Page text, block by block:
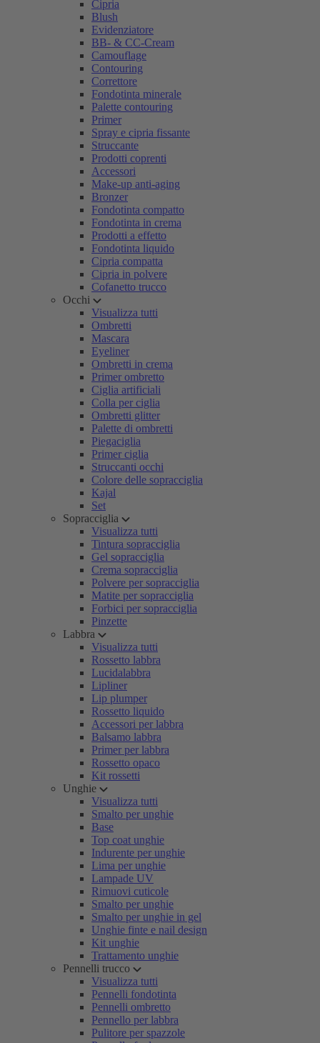
Cipria
Blush
Evidenziatore
BB- & CC-Cream
Camouflage
Contouring
Correttore
Fondotinta minerale
Palette contouring
Primer
Spray e cipria fissante
Struccante
Prodotti coprenti
Accessori
Make-up anti-aging
Bronzer
Fondotinta compatto
Fondotinta in crema
Prodotti a effetto
Fondotinta liquido
Cipria compatta
Cipria in polvere
Cofanetto trucco
Occhi
Visualizza tutti
Ombretti
Mascara
Eyeliner
Ombretti in crema
Primer ombretto
Ciglia artificiali
Colla per ciglia
Ombretti glitter
Palette di ombretti
Piegaciglia
Primer ciglia
Struccanti occhi
Colore delle sopracciglia
Kajal
Set
Sopracciglia
Visualizza tutti
Tintura sopracciglia
Gel sopracciglia
Crema sopracciglia
Polvere per sopracciglia
Matite per sopracciglia
Forbici per sopracciglia
Pinzette
Labbra
Visualizza tutti
Rossetto labbra
Lucidalabbra
Lipliner
Lip plumper
Rossetto liquido
Accessori per labbra
Balsamo labbra
Primer per labbra
Rossetto opaco
Kit rossetti
Unghie
Visualizza tutti
Smalto per unghie
Base
Top coat unghie
Indurente per unghie
Lima per unghie
Lampade UV
Rimuovi cuticole
Smalto per unghie
Smalto per unghie in gel
Unghie finte e nail design
Kit unghie
Trattamento unghie
Pennelli trucco
Visualizza tutti
Pennelli fondotinta
Pennelli ombretto
Pennello per labbra
Pulitore per spazzole